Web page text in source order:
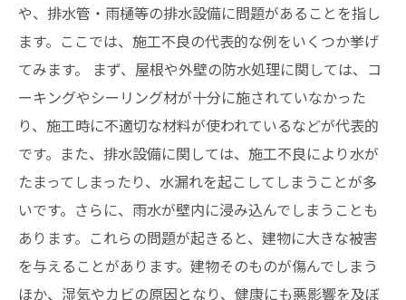
や、排水管・雨樋等の排水設備に問題があることを指し
ます。ここでは、施工不良の代表的な例をいくつか挙げ
てみます。 まず、屋根や外壁の防水処理に関しては、コ
ーキングやシーリング材が十分に施されていなかった
り、施工時に不適切な材料が使われているなどが代表的
です。また、排水設備に関しては、施工不良により水が
たまってしまったり、水漏れを起こしてしまうことが多
いです。さらに、雨水が壁内に浸み込んでしまうことも
あります。これらの問題が起きると、建物に大きな被害
を与えることがあります。建物そのものが傷んでしまう
ほか、湿気やカビの原因となり、健康にも悪影響を及ぼ